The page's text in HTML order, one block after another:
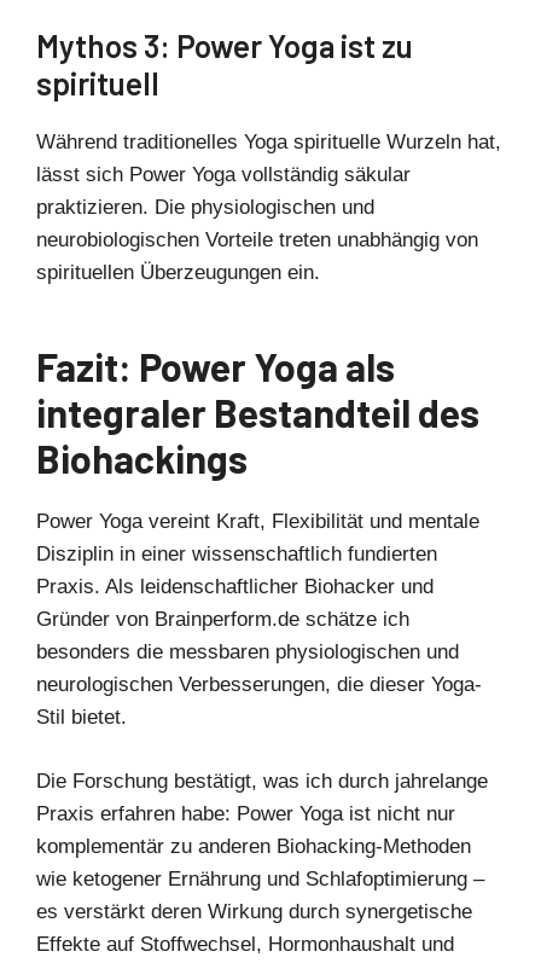
Mythos 3: Power Yoga ist zu
spirituell
Während traditionelles Yoga spirituelle Wurzeln hat,
lässt sich Power Yoga vollständig säkular
praktizieren. Die physiologischen und
neurobiologischen Vorteile treten unabhängig von
spirituellen Überzeugungen ein.
Fazit: Power Yoga als
integraler Bestandteil des
Biohackings
Power Yoga vereint Kraft, Flexibilität und mentale
Disziplin in einer wissenschaftlich fundierten
Praxis. Als leidenschaftlicher Biohacker und
Gründer von Brainperform.de schätze ich
besonders die messbaren physiologischen und
neurologischen Verbesserungen, die dieser Yoga-
Stil bietet.
Die Forschung bestätigt, was ich durch jahrelange
Praxis erfahren habe: Power Yoga ist nicht nur
komplementär zu anderen Biohacking-Methoden
wie ketogener Ernährung und Schlafoptimierung –
es verstärkt deren Wirkung durch synergetische
Effekte auf Stoffwechsel, Hormonhaushalt und